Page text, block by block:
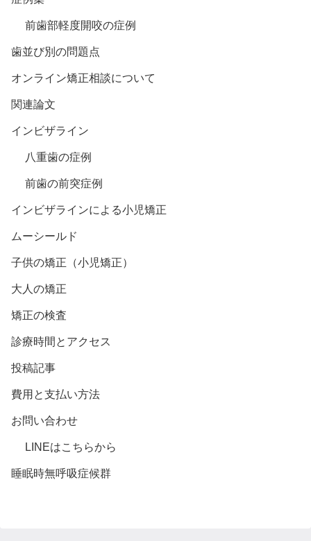
前歯部軽度開咬の症例
歯並び別の問題点
オンライン矯正相談について
関連論文
インビザライン
八重歯の症例
前歯の前突症例
インビザラインによる小児矯正
ムーシールド
子供の矯正（小児矯正）
大人の矯正
矯正の検査
診療時間とアクセス
投稿記事
費用と支払い方法
お問い合わせ
LINEはこちらから
睡眠時無呼吸症候群